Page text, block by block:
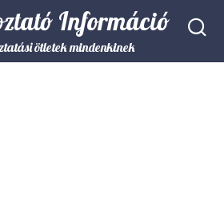
Információ
ötletek mindenkinek